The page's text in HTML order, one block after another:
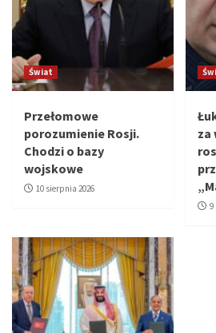
Świat
Przełomowe
porozumienie Rosji.
Chodzi o bazy
wojskowe
10 sierpnia 2026
za
9